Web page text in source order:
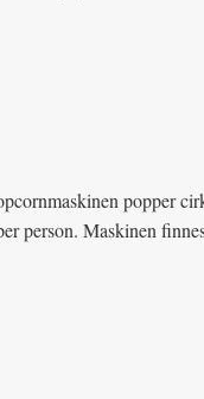
popper
person. Maskinen